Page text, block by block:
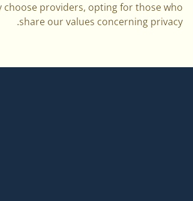
providers, opting for those who
share our values concerning privacy.